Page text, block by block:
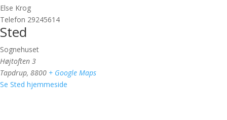
Else Krog
Telefon 29245614
Sted
Sognehuset
Højtoften 3
Tapdrup, 8800 + Google Maps
Se Sted hjemmeside